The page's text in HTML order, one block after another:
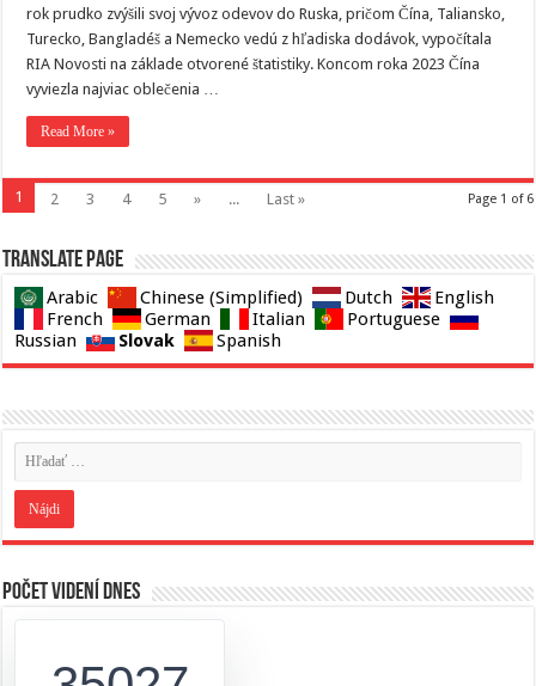
rok prudko zvýšili svoj vývoz odevov do Ruska, pričom Čína, Taliansko,
Turecko, Bangladéš a Nemecko vedú z hľadiska dodávok, vypočítala
RIA Novosti na základe otvorené štatistiky. Koncom roka 2023 Čína
vyviezla najviac oblečenia …
Read More »
Page 1 of 6
1 2 3 4 5 » ... Last »
Translate page
Arabic Chinese (Simplified) Dutch
English
French
German Italian
Portuguese
Russian
Slovak Spanish
Počet videní dnes